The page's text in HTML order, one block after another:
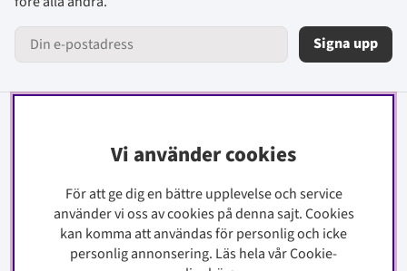
Signa upp
Integritetspolicy
Cookiepolicy
Vi använder cookies
För att ge dig en bättre upplevelse och service
använder vi oss av cookies på denna sajt.Cookies
kan komma att användas för personlig och icke
personlig annonsering. Läs hela vår Cookie-